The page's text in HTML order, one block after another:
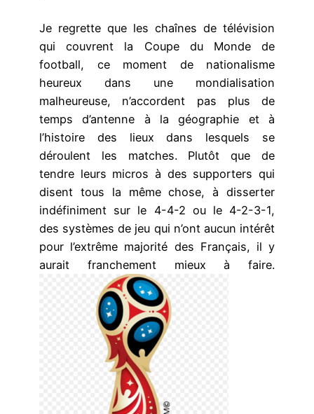
Je regrette que les chaînes de télévision
qui couvrent la Coupe du Monde de
football, ce moment de nationalisme
heureux dans une mondialisation
malheureuse, n’accordent pas plus de
temps d’antenne à la géographie et à
l’histoire des lieux dans lesquels se
déroulent les matches. Plutôt que de
tendre leurs micros à des supporters qui
disent tous la même chose, à disserter
indéfiniment sur le 4-4-2 ou le 4-2-3-1,
des systèmes de jeu qui n’ont aucun intérêt
pour l’extrême majorité des Français, il y
aurait franchement mieux à faire.